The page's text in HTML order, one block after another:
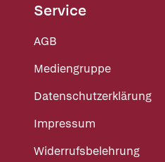
Service
AGB
Mediengruppe
Datenschutzerklärung
Impressum
Widerrufsbelehrung